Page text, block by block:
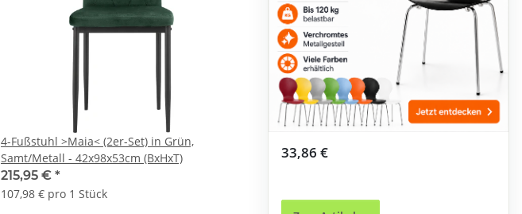
4-Fußstuhl >Maia< (2er-Set) in Grün,
Samt/Metall - 42x98x53cm (BxHxT)
215,95 € *
107,98 € pro 1 Stück
33,86 €